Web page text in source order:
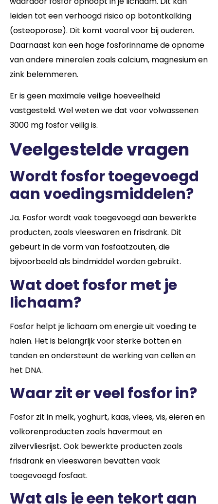
leiden tot een verhoogd risico op botontkalking
(osteoporose). Dit komt vooral voor bij ouderen.
Daarnaast kan een hoge fosforinname de opname
van andere mineralen zoals calcium, magnesium en
zink belemmeren.
Er is geen maximale veilige hoeveelheid
vastgesteld. Wel weten we dat voor volwassenen
3000 mg fosfor veilig is.
Veelgestelde vragen
Wordt fosfor toegevoegd
aan voedingsmiddelen?
Ja. Fosfor wordt vaak toegevoegd aan bewerkte
producten, zoals vleeswaren en frisdrank. Dit
gebeurt in de vorm van fosfaatzouten, die
bijvoorbeeld als bindmiddel worden gebruikt.
Wat doet fosfor met je
lichaam?
Fosfor helpt je lichaam om energie uit voeding te
halen. Het is belangrijk voor sterke botten en
tanden en ondersteunt de werking van cellen en
het DNA.
Waar zit er veel fosfor in?
Fosfor zit in melk, yoghurt, kaas, vlees, vis, eieren en
volkorenproducten zoals havermout en
zilvervliesrijst. Ook bewerkte producten zoals
frisdrank en vleeswaren bevatten vaak
toegevoegd fosfaat.
Wat als je een tekort aan